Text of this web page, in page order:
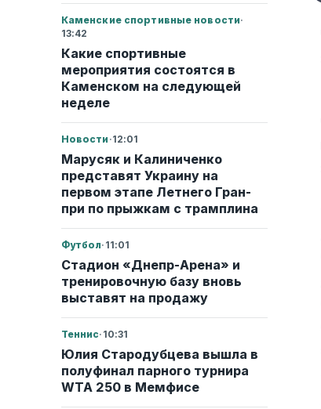
Каменские спортивные новости·
13:42
Какие спортивные
мероприятия состоятся в
Каменском на следующей
неделе
Новости ·12:01
Марусяк и Калиниченко
представят Украину на
первом этапе Летнего Гран-
при по прыжкам с трамплина
Футбол· 11:01
Стадион «Днепр-Арена» и
тренировочную базу вновь
выставят на продажу
Теннис· 10:31
Юлия Стародубцева вышла в
полуфинал парного турнира
WTA 250 в Мемфисе